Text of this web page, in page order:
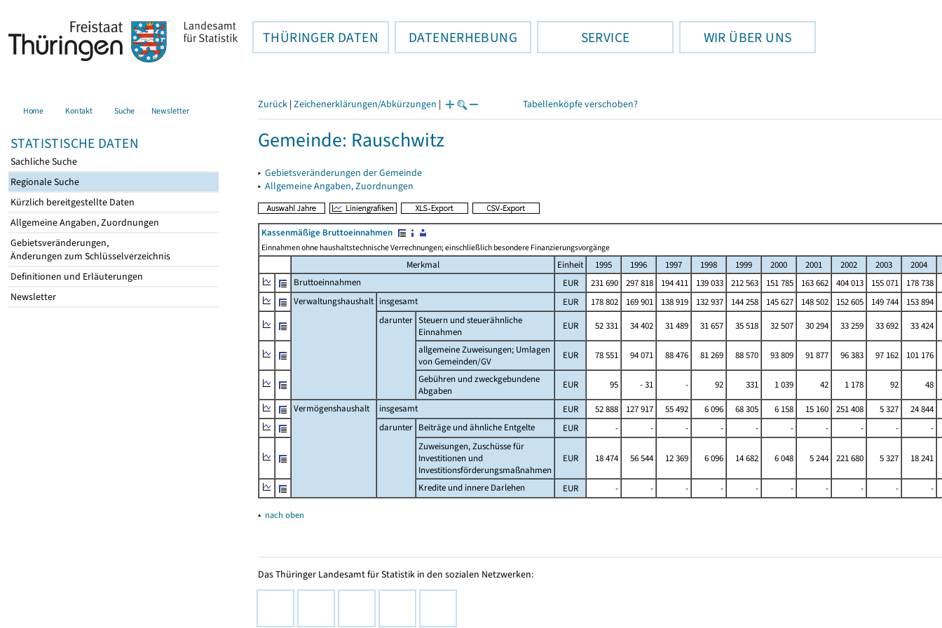
THÜRINGER DATEN DATENERHEBUNG SERVICE WIR ÜBER UNS
Home Kontakt Suche Newsletter
STATISTISCHE DATEN
Sachliche Suche
Regionale Suche
Kürzlich bereitgestellte Daten
Allgemeine Angaben, Zuordnungen
Gebietsveränderungen,
Änderungen zum Schlüsselverzeichnis
Definitionen und Erläuterungen
Newsletter
Zurück | Zeichenerklärungen/Abkürzungen | Tabellenköpfe verschoben?
Gemeinde: Rauschwitz
▸ Gebietsveränderungen der Gemeinde
▸ Allgemeine Angaben, Zuordnungen
Kassenmäßige Bruttoeinnahmen
Einnahmen ohne haushaltstechnische Verrechnungen; einschließlich besondere Finanzierungsvorgänge
Merkmal Einheit 1995 1996 1997 1998 1999 2000 2001 2002 2003
2004
Bruttoeinnahmen
EUR 231 690 297 818 194 411 139 033 212 563 151 785 163 662 404 013 155 071 178 738
Verwaltungshaushalt insgesamt EUR 178 802 169 901 138 919 132 937 144 258 145 627 148 502 152 605 149 744 153 894
darunter Steuern und steuerähnliche
Einnahmen
EUR 52 331 34 402 31 489 31 657 35 518 32 507 30 294 33 259 33 692
33 424
allgemeine Zuweisungen; Umlagen
von Gemeinden/GV
EUR 78 551 94 071 88 476 81 269 88 570 93 809 91 877 96 383 97 162
101 176
Gebühren und zweckgebundene
Abgaben
EUR 95 - 31 - 92 331 1 039 42 1 178 92
48
Vermögenshaushalt
insgesamt EUR 52 888 127 917 55 492 6 096 68 305 6 158 15 160 251 408 5 327
24 844
darunter Beiträge und ähnliche Entgelte EUR - - - - - - - - -
-
Zuweisungen, Zuschüsse für
Investitionen und
Investitionsförderungsmaßnahmen
EUR 18 474 56 544 12 369 6 096 14 682 6 048 5 244 221 680 5 327 18 241
Kredite und innere Darlehen EUR - - - - - - - - - -
▴ nach oben
Das Thüringer Landesamt für Statistik in den sozialen Netzwerken: